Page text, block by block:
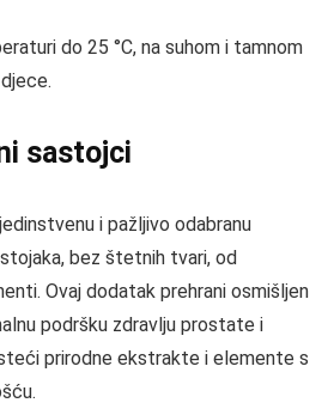
do 25 °C, na suhom i tamnom
sastojci
i pažljivo odabranu
bez štetnih tvari, od
Ovaj dodatak prehrani osmišljen
podršku zdravlju prostate i
prirodne ekstrakte i elemente s